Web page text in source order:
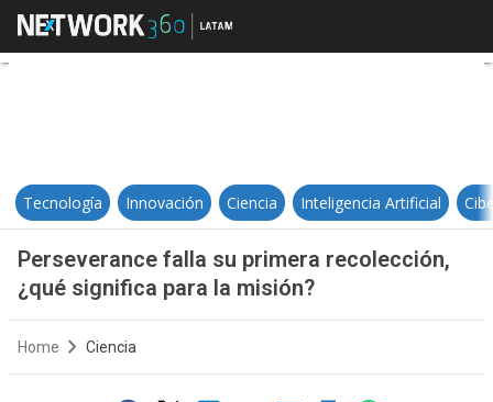
Perseverance falla su primera
Tecnología Innovación Ciencia Inteligencia Artificial
Perseverance falla su primera recolección,
¿qué significa para la misión?
Home Ciencia